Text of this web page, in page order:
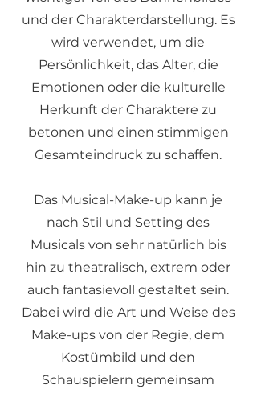
und der Charakterdarstellung. Es
wird verwendet, um die
Persönlichkeit, das Alter, die
Emotionen oder die kulturelle
Herkunft der Charaktere zu
betonen und einen stimmigen
Gesamteindruck zu schaffen.
Das Musical-Make-up kann je
nach Stil und Setting des
Musicals von sehr natürlich bis
hin zu theatralisch, extrem oder
auch fantasievoll gestaltet sein.
Dabei wird die Art und Weise des
Make-ups von der Regie, dem
Kostümbild und den
Schauspielern gemeinsam